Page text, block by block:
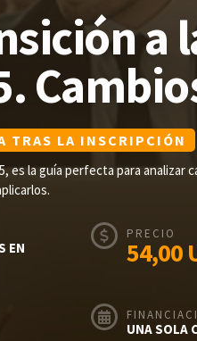
a
TRAS LA INSCRIPCIÓN
es la guía perfecta para
EN
PRECIO
54,00
UNA SOLA